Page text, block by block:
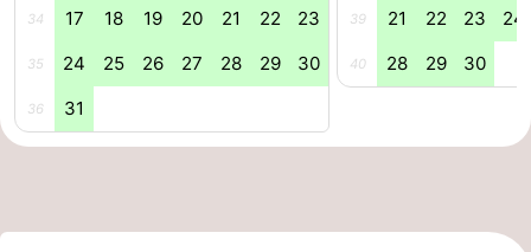
Equitation
de
Boire
34 17 18 19 20 21 22 23
35 24 25 26 27 28 29 30
36 31
39 21 22 23 24
40 28 29 30